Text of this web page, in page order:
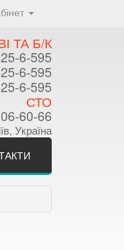
ТА Б/К
6-595
6-595
6-595
СТО
60-66
Україна